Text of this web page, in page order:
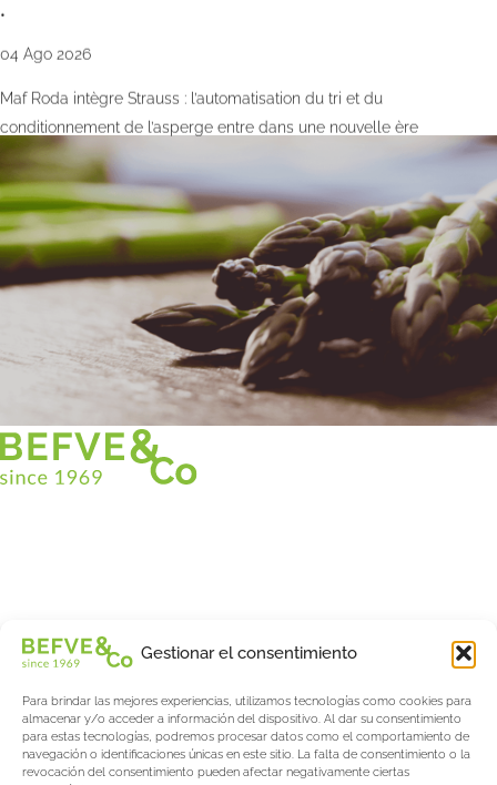
Gestionar el consentimiento
Para brindar las mejores experiencias, utilizamos tecnologías como cookies para
almacenar y/o acceder a información del dispositivo. Al dar su consentimiento
para estas tecnologías, podremos procesar datos como el comportamiento de
navegación o identificaciones únicas en este sitio. La falta de consentimiento o la
revocación del consentimiento pueden afectar negativamente ciertas
•
04 Ago 2026
Maf Roda intègre Strauss : l’automatisation du tri et du
conditionnement de l’asperge entre dans une nouvelle ère
Befve & Co
Servicios
Fogonadura
Actualités & Evènements